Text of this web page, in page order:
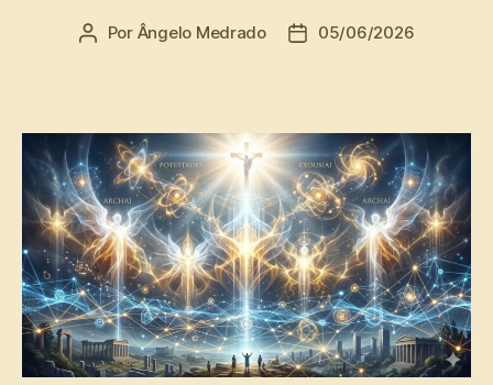
Autor
Por Ângelo Medrado
Data05/06/2026